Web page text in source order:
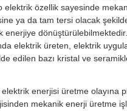
elektrik özellik sayesinde
ya da tam tersi olacak
enerjiye
elektrik üreten, elektrik
edilen bazı kristal ve
enerjisi üretme olayına
mekanik enerji üretme